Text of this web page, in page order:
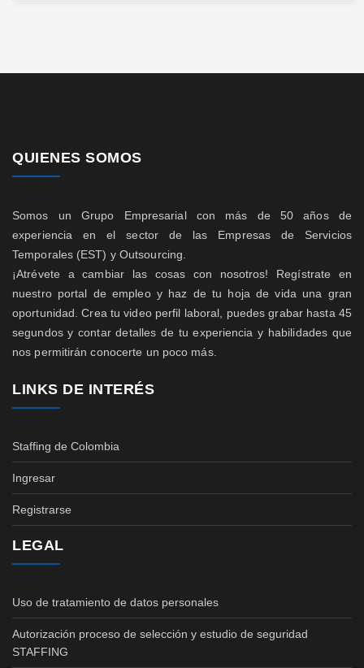
QUIENES SOMOS
Somos un Grupo Empresarial con más de 50 años de
experiencia en el sector de las Empresas de Servicios
Temporales (EST) y Outsourcing.
¡Atrévete a cambiar las cosas con nosotros! Regístrate en
nuestro portal de empleo y haz de tu hoja de vida una gran
oportunidad. Crea tu video perfil laboral, puedes grabar hasta 45
segundos y contar detalles de tu experiencia y habilidades que
nos permitirán conocerte un poco más.
LINKS DE INTERÉS
Staffing de Colombia
Ingresar
Registrarse
LEGAL
Uso de tratamiento de datos personales
Autorización proceso de selección y estudio de seguridad
STAFFING